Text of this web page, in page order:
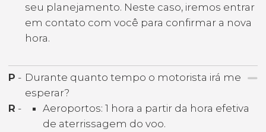
seu planejamento. Neste caso, iremos entrar
em contato com você para confirmar a nova
hora.
P - Durante quanto tempo o motorista irá me
esperar?
R -
Aeroportos: 1 hora a partir da hora efetiva
de aterrissagem do voo.